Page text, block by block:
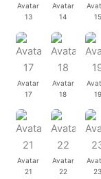
Avatar
13
Avatar
14
15
Avatar
17
Avatar
18
19
Avatar
21
Avatar
22
23